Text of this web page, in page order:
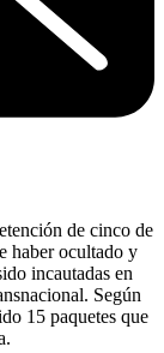
de cinco de
haber ocultado y
incautadas en
Según
15 paquetes que